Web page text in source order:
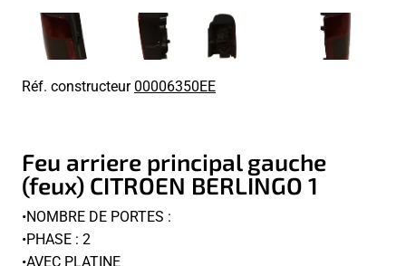
Réf. constructeur00006350EE
Feu arriere principal gauche
(feux) CITROEN BERLINGO 1
•NOMBRE DE PORTES :
•PHASE : 2
•AVEC PLATINE